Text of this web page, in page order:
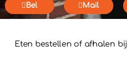
Bel Mail
Eten bestellen of afhalen bij